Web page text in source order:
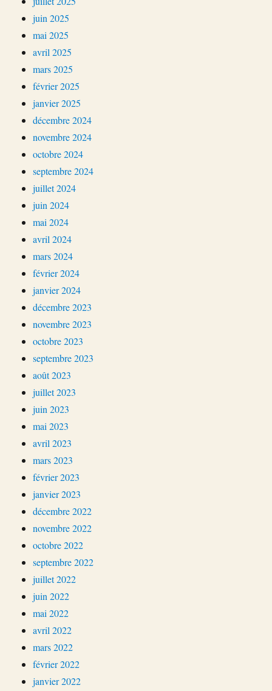
juin 2025
mai 2025
avril 2025
mars 2025
février 2025
janvier 2025
décembre 2024
novembre 2024
octobre 2024
septembre 2024
juillet 2024
juin 2024
mai 2024
avril 2024
mars 2024
février 2024
janvier 2024
décembre 2023
novembre 2023
octobre 2023
septembre 2023
août 2023
juillet 2023
juin 2023
mai 2023
avril 2023
mars 2023
février 2023
janvier 2023
décembre 2022
novembre 2022
octobre 2022
septembre 2022
juillet 2022
juin 2022
mai 2022
avril 2022
mars 2022
février 2022
janvier 2022